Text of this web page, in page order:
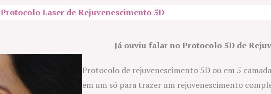
Protocolo Laser de Rejuvenescimento 5D
Já ouviu falar no Protocolo 5D de
Protocolo de rejuvenescimento 5D ou em 5
em um só para trazer um rejuvenescimento